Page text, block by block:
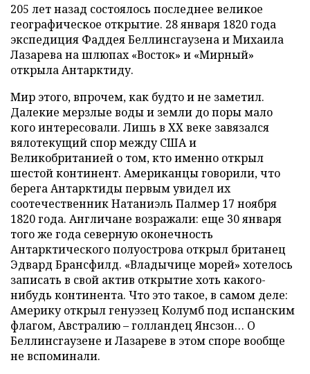
205 лет назад состоялось последнее великое
географическое открытие. 28 января 1820 года
экспедиция Фаддея Беллинсгаузена и Михаила
Лазарева на шлюпах «Восток» и «Мирный»
открыла Антарктиду.
Мир этого, впрочем, как будто и не заметил.
Далекие мерзлые воды и земли до поры мало
кого интересовали. Лишь в ХХ веке завязался
вялотекущий спор между США и
Великобританией о том, кто именно открыл
шестой континент. Американцы говорили, что
берега Антарктиды первым увидел их
соотечественник Натаниэль Палмер 17 ноября
1820 года. Англичане возражали: еще 30 января
того же года северную оконечность
Антарктического полуострова открыл британец
Эдвард Брансфилд. «Владычице морей» хотелось
записать в свой актив открытие хоть какого-
нибудь континента. Что это такое, в самом деле:
Америку открыл генуэзец Колумб под испанским
флагом, Австралию – голландец Янсзон… О
Беллинсгаузене и Лазареве в этом споре вообще
не вспоминали.